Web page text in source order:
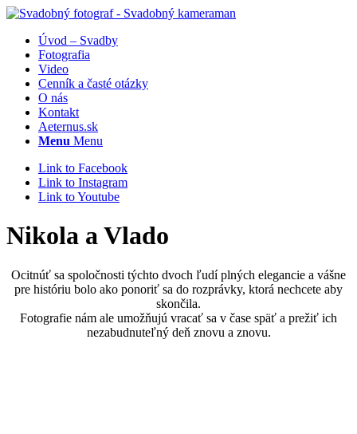
Úvod – Svadby
Fotografia
Video
Cenník a časté otázky
O nás
Kontakt
Aeternus.sk
Menu Menu
Link to Facebook
Link to Instagram
Link to Youtube
Nikola a Vlado
Ocitnúť sa spoločnosti týchto dvoch ľudí plných elegancie a vášne
pre históriu bolo ako ponoriť sa do rozprávky, ktorá nechcete aby
skončila.
Fotografie nám ale umožňujú vracať sa v čase späť a prežiť ich
nezabudnuteľný deň znovu a znovu.